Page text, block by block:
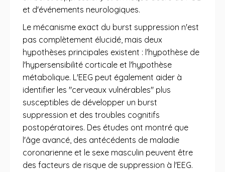
et d'événements neurologiques.
Le mécanisme exact du burst suppression n'est
pas complètement élucidé, mais deux
hypothèses principales existent : l'hypothèse de
l'hypersensibilité corticale et l'hypothèse
métabolique. L'EEG peut également aider à
identifier les "cerveaux vulnérables" plus
susceptibles de développer un burst
suppression et des troubles cognitifs
postopératoires. Des études ont montré que
l'âge avancé, des antécédents de maladie
coronarienne et le sexe masculin peuvent être
des facteurs de risque de suppression à l'EEG.